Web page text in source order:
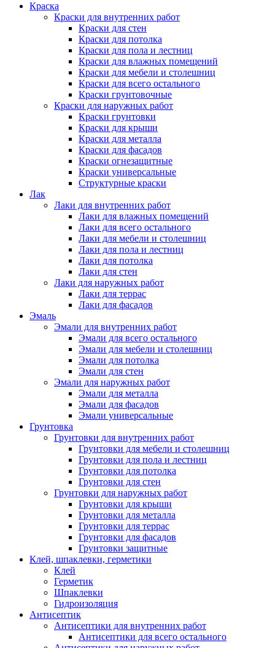
Краска
Краски для внутренних работ
Краски для стен
Краски для потолка
Краски для пола и лестниц
Краски для влажных помещений
Краски для мебели и столешниц
Краски для всего остального
Краски грунтовочные
Краски для наружных работ
Краски грунтовки
Краски для крыши
Краски для металла
Краски для фасадов
Краски огнезащитные
Краски универсальные
Структурные краски
Лак
Лаки для внутренних работ
Лаки для влажных помещений
Лаки для всего остального
Лаки для мебели и столешниц
Лаки для пола и лестниц
Лаки для потолка
Лаки для стен
Лаки для наружных работ
Лаки для террас
Лаки для фасадов
Эмаль
Эмали для внутренних работ
Эмали для всего остального
Эмали для мебели и столешниц
Эмали для потолка
Эмали для стен
Эмали для наружных работ
Эмали для металла
Эмали для фасадов
Эмали универсальные
Грунтовка
Грунтовки для внутренних работ
Грунтовки для мебели и столешниц
Грунтовки для пола и лестниц
Грунтовки для потолка
Грунтовки для стен
Грунтовки для наружных работ
Грунтовки для крыши
Грунтовки для металла
Грунтовки для террас
Грунтовки для фасадов
Грунтовки защитные
Клей, шпаклевки, герметики
Клей
Герметик
Шпаклевки
Гидроизоляция
Антисептик
Антисептики для внутренних работ
Антисептики для всего остального